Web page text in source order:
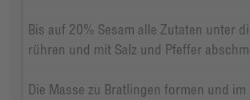
Bis auf 20% Sesam alle Zutaten unter
rühren und mit Salz und Pfeffer
Die Masse zu Bratlingen formen und